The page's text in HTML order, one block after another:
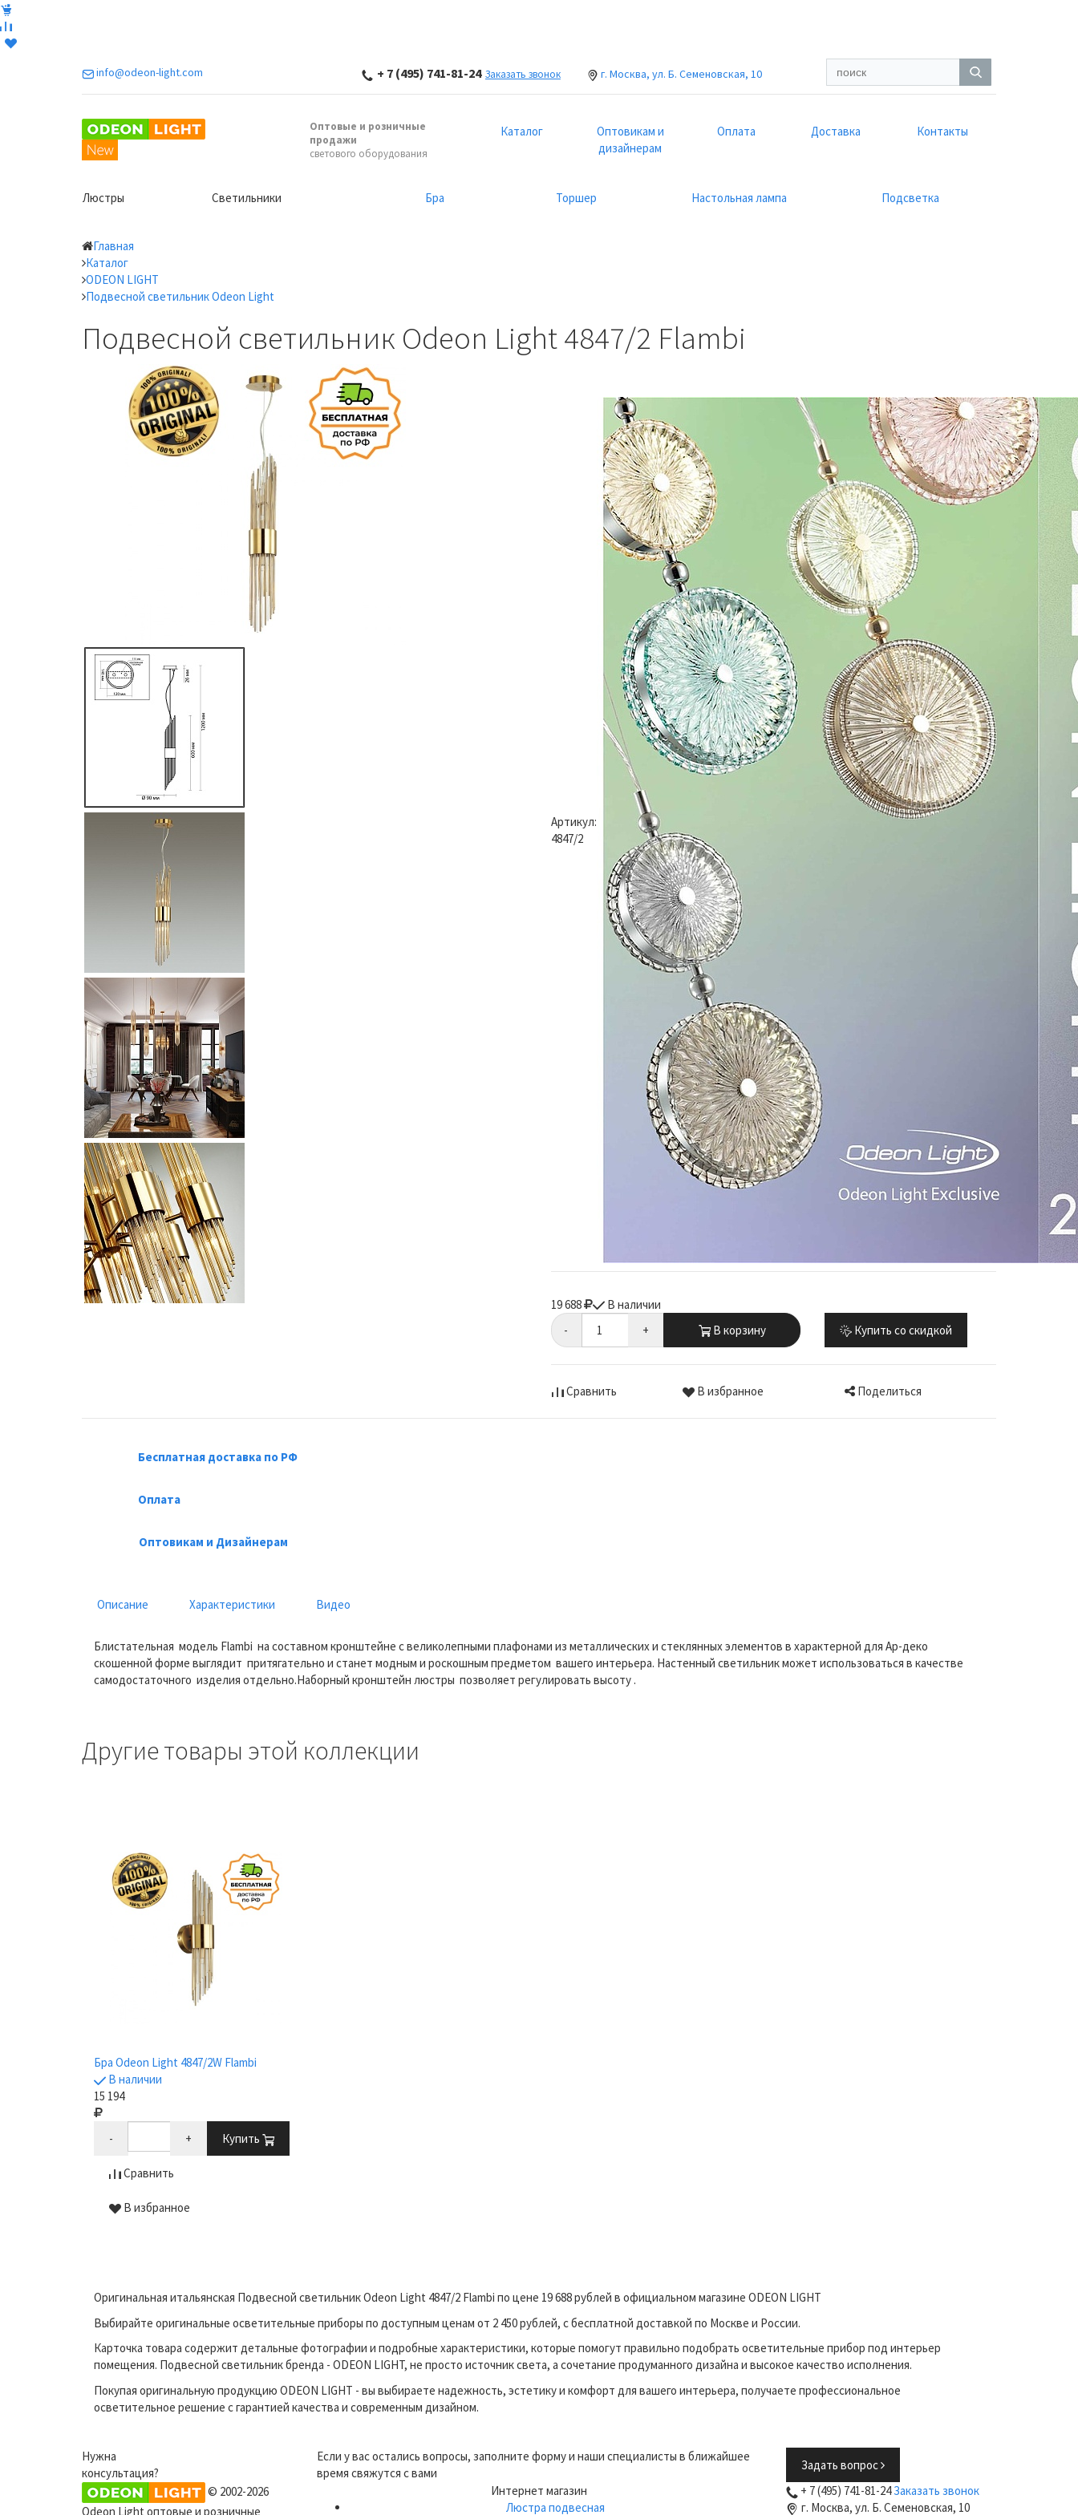
info@odeon-light.com + 7 (495) 741-81-24 Заказать звонок г. Москва, ул. Б. Семеновская, 10
Оптовые и розничные
продажи
светового оборудования
Каталог
Оптовикам и
дизайнерам
Оплата Доставка Контакты
Люстры Светильники Бра Торшер Настольная лампа Подсветка
Главная
Каталог
ODEON LIGHT
Подвесной светильник Odeon Light
Подвесной светильник Odeon Light 4847/2 Flambi
Артикул:
4847/2
19 688
В наличии
-
+ В корзину Купить со скидкой
Сравнить В избранное Поделиться
Бесплатная доставка по РФ
Оплата
Оптовикам и Дизайнерам
Описание Характеристики Видео
Блистательная модель Flambi на составном кронштейне с великолепными плафонами из металлических и стеклянных элементов в характерной для Ар-деко
скошенной форме выглядит притягательно и станет модным и роскошным предметом вашего интерьера. Настенный светильник может использоваться в качестве
самодостаточного изделия отдельно.Наборный кронштейн люстры позволяет регулировать высоту .
Другие товары этой коллекции
Бра Odeon Light 4847/2W Flambi
В наличии
15 194
- + Купить
Сравнить
В избранное
Оригинальная итальянская Подвесной светильник Odeon Light 4847/2 Flambi по цене 19 688 рублей в официальном магазине ODEON LIGHT
Выбирайте оригинальные осветительные приборы по доступным ценам от 2 450 рублей, с бесплатной доставкой по Москве и России.
Карточка товара содержит детальные фотографии и подробные характеристики, которые помогут правильно подобрать осветительные прибор под интерьер
помещения. Подвесной светильник бренда - ODEON LIGHT, не просто источник света, а сочетание продуманного дизайна и высокое качество исполнения.
Покупая оригинальную продукцию ODEON LIGHT - вы выбираете надежность, эстетику и комфорт для вашего интерьера, получаете профессиональное
осветительное решение с гарантией качества и современным дизайном.
Нужна
консультация?
Если у вас остались вопросы, заполните форму и наши специалисты в ближайшее
время свяжутся с вами
Задать вопрос
© 2002-2026
Odeon Light оптовые и розничные
Интернет магазин
Люстра подвесная
+ 7 (495) 741-81-24Заказать звонок
г. Москва, ул. Б. Семеновская, 10